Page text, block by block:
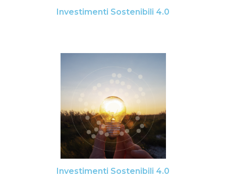
Investimenti Sostenibili 4.0
Investimenti Sostenibili 4.0